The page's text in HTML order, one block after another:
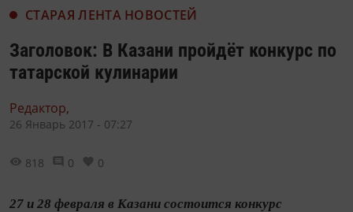
СТАРАЯ ЛЕНТА НОВОСТЕЙ
Заголовок: В Казани пройдёт конкурс по
татарской кулинарии
Редактор,
26 Январь 2017 - 07:27
818 0 0
27 и 28 февраля в Казани состоится конкурс